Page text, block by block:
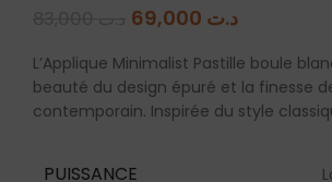
د.ت
L’Applique Minimalist Pastille boule
beauté du design épuré et la finesse
contemporain. Inspirée du style
PUISSANCE